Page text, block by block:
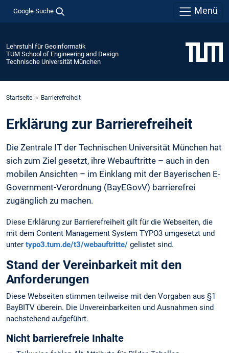
Google Suche Menü
Lehrstuhl für Geoinformatik
TUM School of Engineering and Design
Technische Universität München
Startseite Barrierefreiheit
Erklärung zur Barrierefreiheit
Die Zentrale IT der Technischen Universität München hat
sich zum Ziel gesetzt, ihre Webauftritte – auch in den
mobilen Ansichten – im Einklang mit der Bayerischen E-
Government-Verordnung (BayEGovV) barrierefrei
zugänglich zu machen.
Diese Erklärung zur Barrierefreiheit gilt für die Webseiten, die
mit dem Content Management System TYPO3 umgesetzt und
unter typo3.tum.de/t3/webauftritte/ gelistet sind.
Stand der Vereinbarkeit mit den
Anforderungen
Diese Webseiten stimmen teilweise mit den Vorgaben aus §1
BayBITV überein. Die Unvereinbarkeiten und Ausnahmen sind
nachstehend aufgeführt.
Nicht barrierefreie Inhalte